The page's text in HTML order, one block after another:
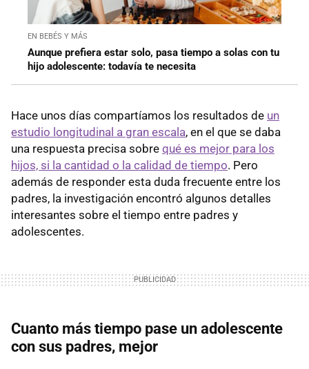
EN BEBÉS Y MÁS
Aunque prefiera estar solo, pasa tiempo a solas con tu
hijo adolescente: todavía te necesita
Hace unos días compartíamos los resultados de un
estudio longitudinal a gran escala, en el que se daba
una respuesta precisa sobre qué es mejor para los
hijos, si la cantidad o la calidad de tiempo. Pero
además de responder esta duda frecuente entre los
padres, la investigación encontró algunos detalles
interesantes sobre el tiempo entre padres y
adolescentes.
Cuanto más tiempo pase un adolescente
con sus padres, mejor